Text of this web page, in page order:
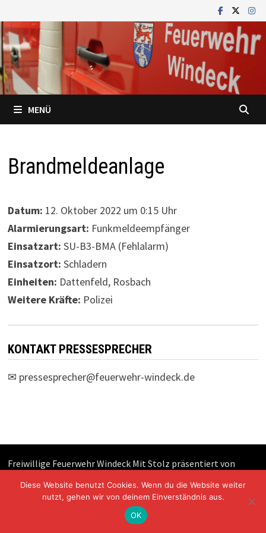
Inhalt
springen
MENÜ
Brandmeldeanlage
Datum: 12. Oktober 2022 um 0:15 Uhr
Alarmierungsart: Funkmeldeempfänger
Einsatzart: SU-B3-BMA (Fehlalarm)
Einsatzort: Schladern
Einheiten: Dattenfeld, Rosbach
Weitere Kräfte: Polizei
KONTAKT PRESSESPRECHER
✉ pressesprecher@feuerwehr-windeck.de
Freiwillige Feuerwehr Windeck Mit Stolz präsentiert von
Diese Website benutzt Cookies. Wenn du die Website weiter
nutzt, gehen wir von deinem Einverständnis aus.
OK